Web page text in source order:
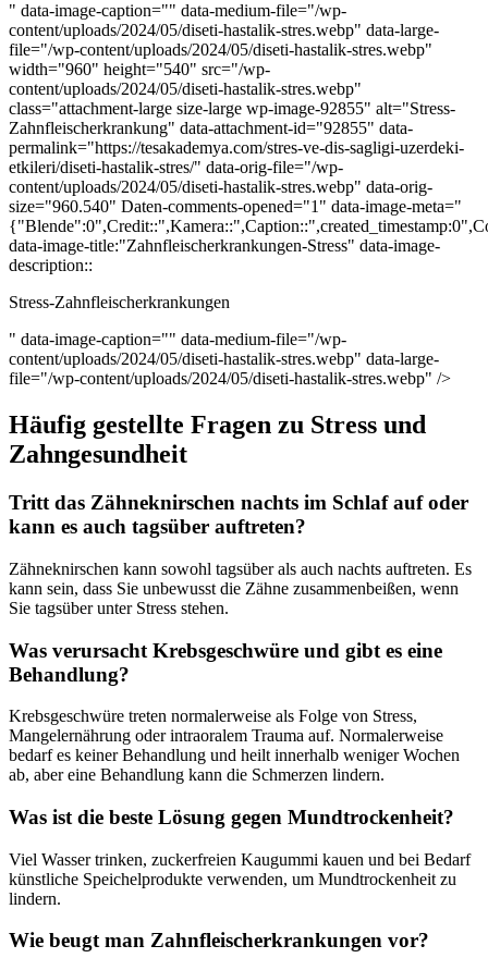
" data-image-caption="" data-medium-file="/wp-
content/uploads/2024/05/diseti-hastalik-stres.webp" data-large-
file="/wp-content/uploads/2024/05/diseti-hastalik-stres.webp"
width="960" height="540" src="/wp-
content/uploads/2024/05/diseti-hastalik-stres.webp"
class="attachment-large size-large wp-image-92855" alt="Stress-
Zahnfleischerkrankung" data-attachment-id="92855" data-
permalink="https://tesakademya.com/stres-ve-dis-sagligi-uzerdeki-
etkileri/diseti-hastalik-stres/" data-orig-file="/wp-
content/uploads/2024/05/diseti-hastalik-stres.webp" data-orig-
size="960.540" Daten-comments-opened="1" data-image-meta="
data-image-title:"Zahnfleischerkrankungen-Stress" data-image-
description::
Stress-Zahnfleischerkrankungen
" data-image-caption="" data-medium-file="/wp-
content/uploads/2024/05/diseti-hastalik-stres.webp" data-large-
file="/wp-content/uploads/2024/05/diseti-hastalik-stres.webp" />
Häufig gestellte Fragen zu Stress und
Zahngesundheit
Tritt das Zähneknirschen nachts im Schlaf auf oder
kann es auch tagsüber auftreten?
Zähneknirschen kann sowohl tagsüber als auch nachts auftreten. Es
kann sein, dass Sie unbewusst die Zähne zusammenbeißen, wenn
Sie tagsüber unter Stress stehen.
Was verursacht Krebsgeschwüre und gibt es eine
Behandlung?
Krebsgeschwüre treten normalerweise als Folge von Stress,
Mangelernährung oder intraoralem Trauma auf. Normalerweise
bedarf es keiner Behandlung und heilt innerhalb weniger Wochen
ab, aber eine Behandlung kann die Schmerzen lindern.
Was ist die beste Lösung gegen Mundtrockenheit?
Viel Wasser trinken, zuckerfreien Kaugummi kauen und bei Bedarf
künstliche Speichelprodukte verwenden, um Mundtrockenheit zu
lindern.
Wie beugt man Zahnfleischerkrankungen vor?